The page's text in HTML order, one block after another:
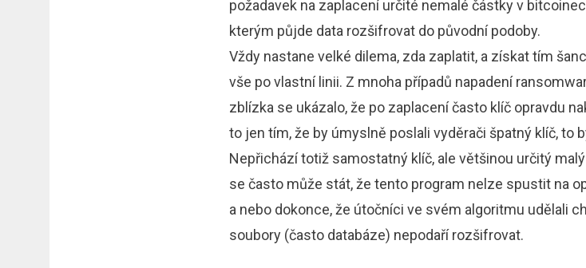
požadavek na zaplacení určité nemalé částky v
kterým půjde data rozšifrovat do původní podoby.
Vždy nastane velké dilema, zda zaplatit, a získat tím
vše po vlastní linii. Z mnoha případů napadení
zblízka se ukázalo, že po zaplacení často klíč opravdu
to jen tím, že by úmyslně poslali vyděrači špatný klíč, to
Nepřichází totiž samostatný klíč, ale většinou určitý
se často může stát, že tento program nelze spustit na
a nebo dokonce, že útočníci ve svém algoritmu udělali
soubory (často databáze) nepodaří rozšifrovat.